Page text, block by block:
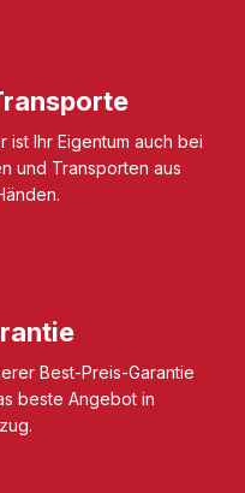
ist Ihr Eigentum auch bei
und Transporten aus
Best-Preis-Garantie
beste Angebot in